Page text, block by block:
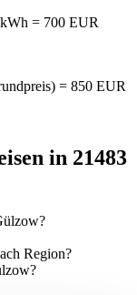
= 700 EUR
= 850 EUR
in 21483
Region?